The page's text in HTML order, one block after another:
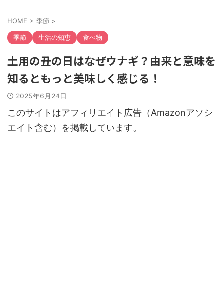
HOME > 季節 >
季節 生活の知恵 食べ物
土用の丑の日はなぜウナギ？由来と意味を
知るともっと美味しく感じる！
2025年6月24日
このサイトはアフィリエイト広告（Amazonアソシ
エイト含む）を掲載しています。